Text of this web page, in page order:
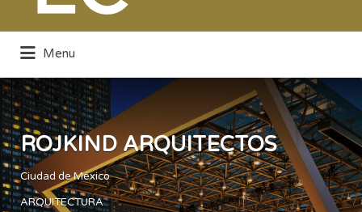
Electrónica de Consumo y Comercial
Menu
ROJKIND ARQUITECTOS
Ciudad de México
ARQUITECTURA